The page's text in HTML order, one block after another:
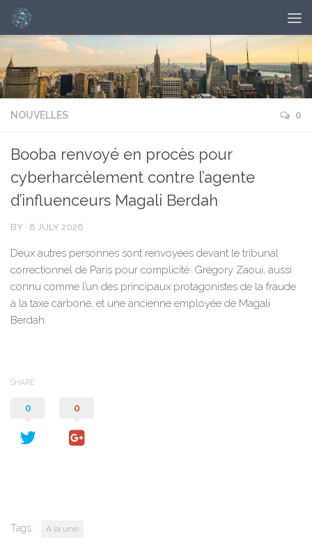
NOUVELLES 0
Booba renvoyé en procès pour
cyberharcèlement contre l’agente
d’influenceurs Magali Berdah
BY · 8 JULY 2026
Deux autres personnes sont renvoyées devant le tribunal
correctionnel de Paris pour complicité: Grégory Zaoui, aussi
connu comme l’un des principaux protagonistes de la fraude
à la taxe carbone, et une ancienne employée de Magali
Berdah.
SHARE
0 0
Tags: A la une